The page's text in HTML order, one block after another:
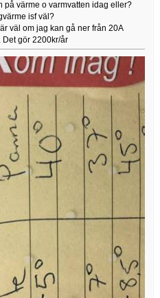
på värme o varmvatten idag eller?
isf väl?
väl om jag kan gå ner från 20A
Det gör 2200kr/år